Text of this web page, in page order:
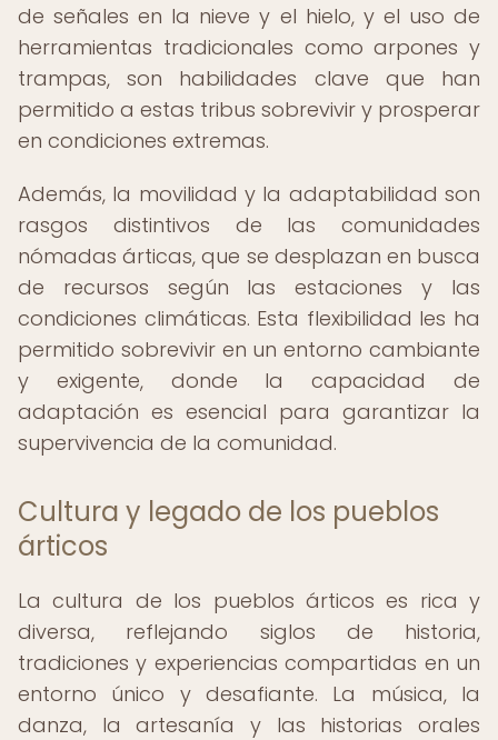
de señales en la nieve y el hielo, y el uso de
herramientas tradicionales como arpones y
trampas, son habilidades clave que han
permitido a estas tribus sobrevivir y prosperar
en condiciones extremas.
Además, la movilidad y la adaptabilidad son
rasgos distintivos de las comunidades
nómadas árticas, que se desplazan en busca
de recursos según las estaciones y las
condiciones climáticas. Esta flexibilidad les ha
permitido sobrevivir en un entorno cambiante
y exigente, donde la capacidad de
adaptación es esencial para garantizar la
supervivencia de la comunidad.
Cultura y legado de los pueblos
árticos
La cultura de los pueblos árticos es rica y
diversa, reflejando siglos de historia,
tradiciones y experiencias compartidas en un
entorno único y desafiante. La música, la
danza, la artesanía y las historias orales